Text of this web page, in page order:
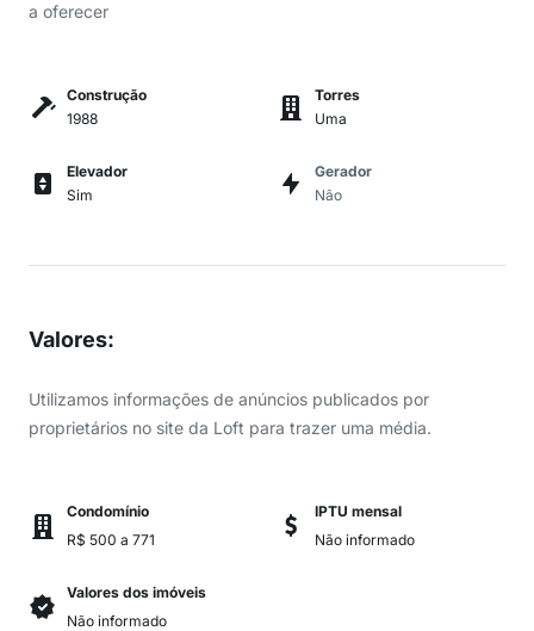
a oferecer
Construção
1988
Torres
Uma
Elevador
Sim
Gerador
Não
Valores:
Utilizamos informações de anúncios publicados por
proprietários no site da Loft para trazer uma média.
Condomínio
R$ 500 a 771
IPTU mensal
Não informado
Valores dos imóveis
Não informado